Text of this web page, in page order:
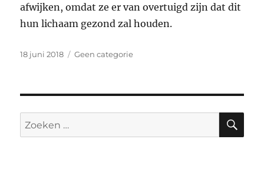
afwijken, omdat ze er van overtuigd zijn dat dit
hun lichaam gezond zal houden.
Geplaatst
18 juni 2018 Categorieën
Geen categorie
Zoeken
naar: